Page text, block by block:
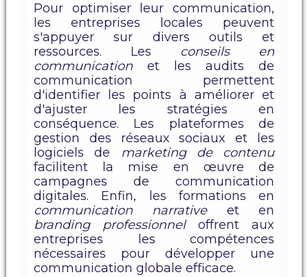
Pour optimiser leur communication,
les entreprises locales peuvent
s'appuyer sur divers outils et
ressources. Les conseils en
communicationet les audits de
communication permettent
d'identifier les points à améliorer et
d'ajuster les stratégies en
conséquence. Les plateformes de
gestion des réseaux sociaux et les
logiciels de
marketing de contenu
facilitent la mise en œuvre de
campagnes de communication
digitales. Enfin, les formations en
communication narrativeet en
branding professionneloffrent aux
entreprises les compétences
nécessaires pour développer une
communication globale efficace.